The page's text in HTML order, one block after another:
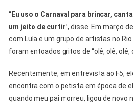
“Eu uso o Carnaval para brincar,
um jeito de curtir”, disse. Em março
com Lula e um grupo de artistas no
foram entoados gritos de “olê, olê, olê,
Recentemente, em entrevista ao F5,
encontra com o petista em época de
quando meu pai morreu, ligou de novo